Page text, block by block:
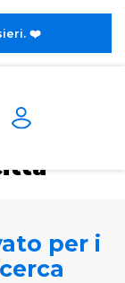
Per la città
per i